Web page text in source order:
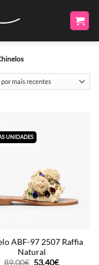
UNIDADES
ABF-97 2507 Raffia
Natural
89.00€ O
53.40€O